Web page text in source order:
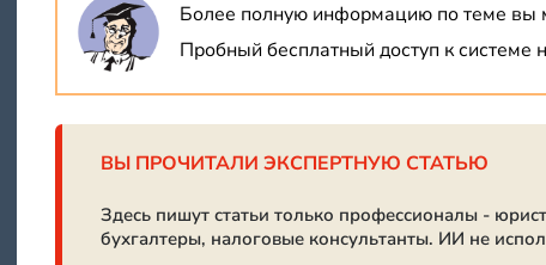
Более полную информацию по теме вы
Пробный бесплатный доступ к системе
ВЫ ПРОЧИТАЛИ ЭКСПЕРТНУЮ СТАТЬЮ
Здесь пишут статьи только профессионалы -
бухгалтеры, налоговые консультанты. ИИ не